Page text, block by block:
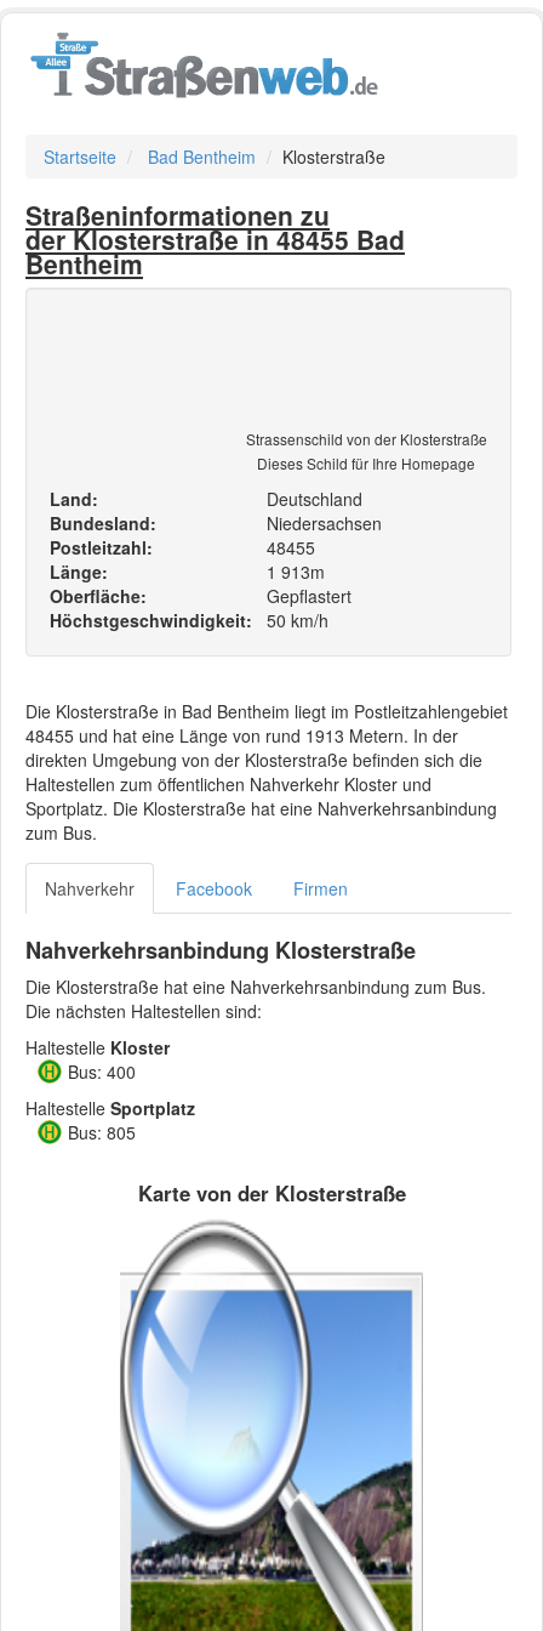
Startseite Bad Bentheim Klosterstraße
Straßeninformationen zu
der Klosterstraße in 48455 Bad
Bentheim
Strassenschild von der Klosterstraße
Dieses Schild für Ihre Homepage
Land:
Deutschland
Bundesland:
Niedersachsen
Postleitzahl:
48455
Länge:
1 913m
Oberfläche:
Gepflastert
Höchstgeschwindigkeit:
50 km/h
Die Klosterstraße in Bad Bentheim liegt im Postleitzahlengebiet
48455 und hat eine Länge von rund 1913 Metern. In der
direkten Umgebung von der Klosterstraße befinden sich die
Haltestellen zum öffentlichen Nahverkehr Kloster und
Sportplatz. Die Klosterstraße hat eine Nahverkehrsanbindung
zum Bus.
Nahverkehr Facebook Firmen
Nahverkehrsanbindung Klosterstraße
Die Klosterstraße hat eine Nahverkehrsanbindung zum Bus.
Die nächsten Haltestellen sind:
Haltestelle Kloster
Bus: 400
Haltestelle Sportplatz
Bus: 805
Karte von der Klosterstraße